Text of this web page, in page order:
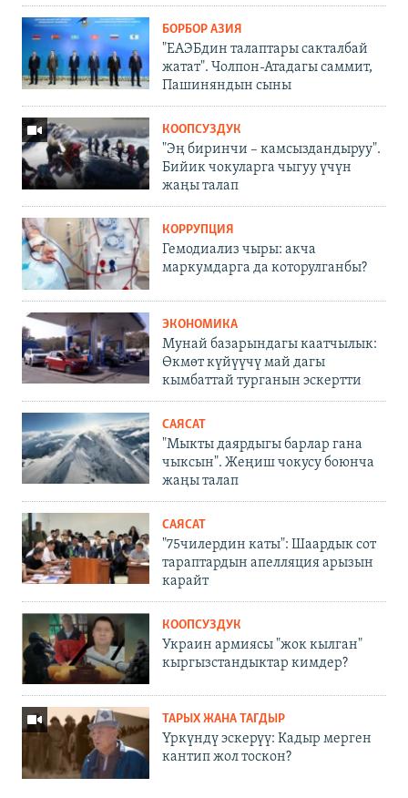
БОРБОР АЗИЯ
"ЕАЭБдин талаптары сакталбай
жатат". Чолпон-Атадагы саммит,
Пашиняндын сыны
КООПСУЗДУК
"Эң биринчи – камсыздандыруу".
Бийик чокуларга чыгуу үчүн
жаңы талап
КОРРУПЦИЯ
Гемодиализ чыры: акча
маркумдарга да которулганбы?
ЭКОНОМИКА
Мунай базарындагы каатчылык:
Өкмөт күйүүчү май дагы
кымбаттай турганын эскертти
САЯСАТ
"Мыкты даярдыгы барлар гана
чыксын". Жеңиш чокусу боюнча
жаңы талап
САЯСАТ
"75чилердин каты": Шаардык сот
тараптардын апелляция арызын
карайт
КООПСУЗДУК
Украин армиясы "жок кылган"
кыргызстандыктар кимдер?
ТАРЫХ ЖАНА ТАГДЫР
Үркүндү эскерүү: Кадыр мерген
кантип жол тоскон?